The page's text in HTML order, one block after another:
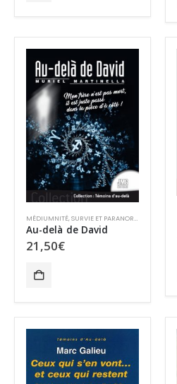
MÉDIUMNITÉ,SURVIE ET PARANORMAL
Au-delà de David
21,50€